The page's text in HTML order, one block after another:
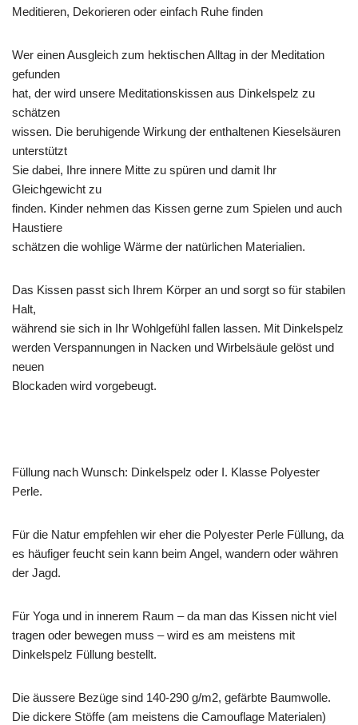
Meditieren, Dekorieren oder einfach Ruhe finden
Wer einen Ausgleich zum hektischen Alltag in der Meditation
gefunden
hat, der wird unsere Meditationskissen aus Dinkelspelz zu
schätzen
wissen. Die beruhigende Wirkung der enthaltenen Kieselsäuren
unterstützt
Sie dabei, Ihre innere Mitte zu spüren und damit Ihr
Gleichgewicht zu
finden. Kinder nehmen das Kissen gerne zum Spielen und auch
Haustiere
schätzen die wohlige Wärme der natürlichen Materialien.
Das Kissen passt sich Ihrem Körper an und sorgt so für stabilen
Halt,
während sie sich in Ihr Wohlgefühl fallen lassen. Mit Dinkelspelz
werden Verspannungen in Nacken und Wirbelsäule gelöst und
neuen
Blockaden wird vorgebeugt.
Füllung nach Wunsch: Dinkelspelz oder I. Klasse Polyester
Perle.
Für die Natur empfehlen wir eher die Polyester Perle Füllung, da
es häufiger feucht sein kann beim Angel, wandern oder währen
der Jagd.
Für Yoga und in innerem Raum – da man das Kissen nicht viel
tragen oder bewegen muss – wird es am meistens mit
Dinkelspelz Füllung bestellt.
Die äussere Bezüge sind 140-290 g/m2, gefärbte Baumwolle.
Die dickere Stöffe (am meistens die Camouflage Materialen)